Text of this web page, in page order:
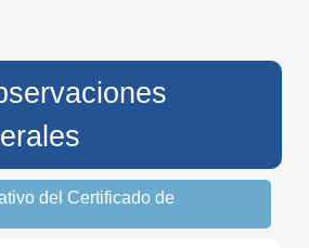
del Certificado de